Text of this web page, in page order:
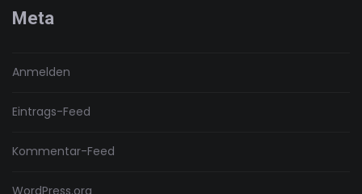
Meta
Anmelden
Eintrags-Feed
Kommentar-Feed
WordPress.org